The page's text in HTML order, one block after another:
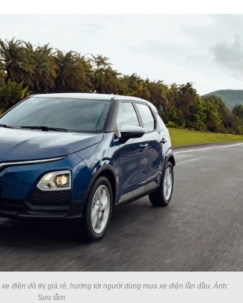
điện đô thị giá rẻ, hướng tới người dùng mua xe điện lần đầu. Ảnh:
Sưu tầm